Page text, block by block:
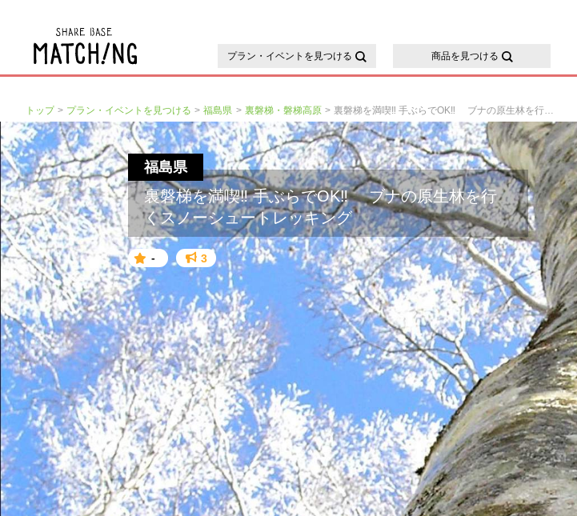
プラン・イベントを見つける 商品を見つける
トップ プラン・イベントを見つける 福島県 裏磐梯・磐梯高原 裏磐梯を満喫‼ 手ぶらでOK‼ ブナの原生林を行くスノーシュートレッキング
福島県
裏磐梯を満喫‼ 手ぶらでOK‼ ブナの原生林を行
くスノーシュートレッキング
- 3